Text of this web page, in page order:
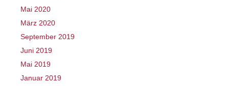
Mai 2020
März 2020
September 2019
Juni 2019
Mai 2019
Januar 2019